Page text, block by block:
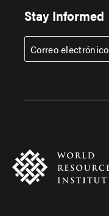
Stay Informed
Correo electrónico